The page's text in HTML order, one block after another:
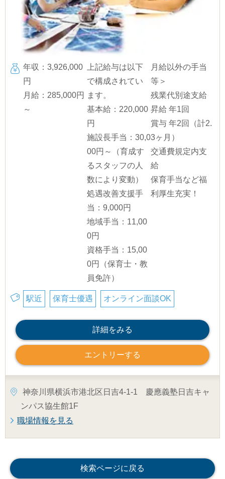
年収：3,926,000
円
月給：285,000円
～
上記給与は以下
で構成されてい
ます。
基本給：220,000
円
施設長手当：30,0
00円～（育成す
るスタッフの人
数により変動）
処遇改善支援手
当：9,000円
地域手当：11,00
0円
資格手当：15,00
0円（保育士・教
員免許）
月給以外の手当
等＞
残業代別途支給
昇給 年1回
賞与 年2回（計2.
3ヶ月）
交通費規定内支
給
保育手当など福
利厚生充実！
駅近 保育士優遇 オンライン面談OK
詳細をみる
エントリーする
神奈川県横浜市港北区日吉4-1-1 慶應義塾日吉キャ
ンパス協生館1F
職場情報を見る
検索ページに戻る